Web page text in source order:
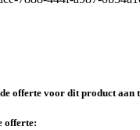
offerte voor dit product aan
offerte: